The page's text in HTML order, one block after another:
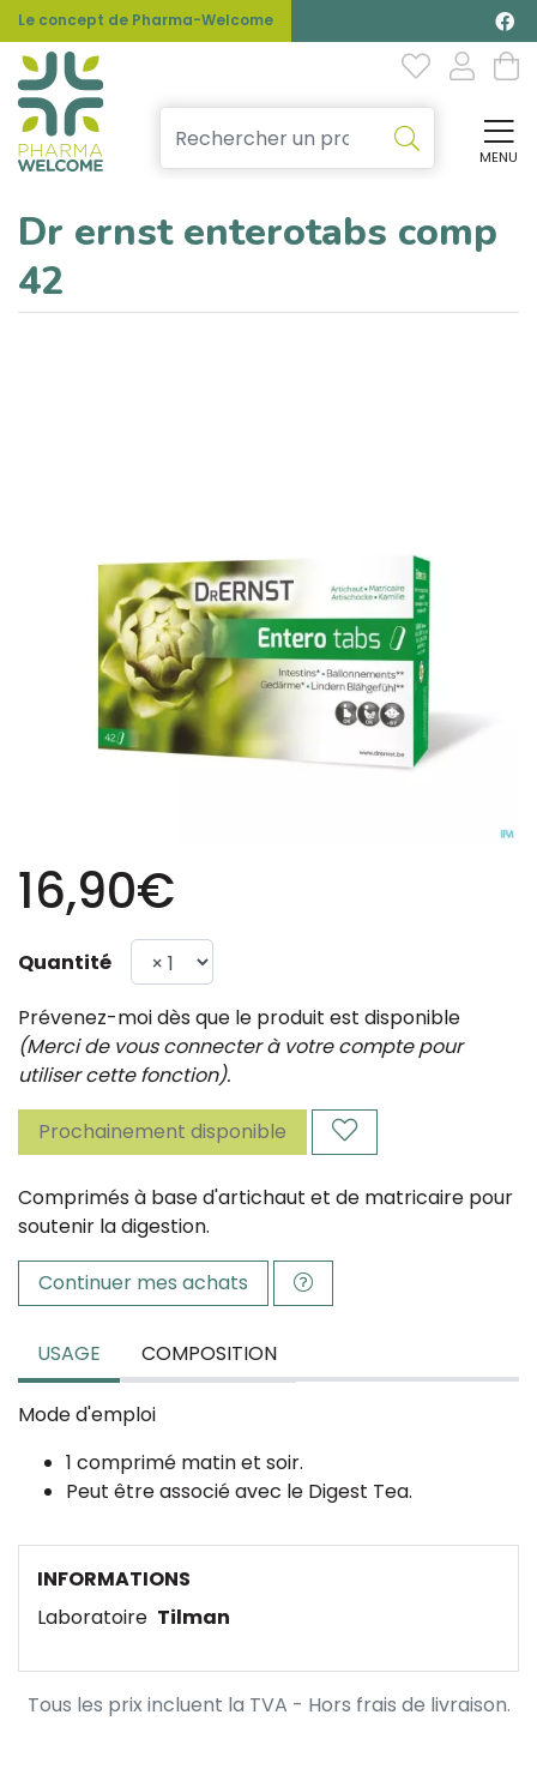
Le concept de Pharma-Welcome
MENU
Dr ernst enterotabs comp
42
16,90€
Quantité
Prévenez-moi dès que le produit est disponible
(Merci de vous connecter à votre compte pour
utiliser cette fonction).
Prochainement disponible
Comprimés à base d'artichaut et de matricaire pour
soutenir la digestion.
Continuer mes achats
USAGE COMPOSITION
Mode d'emploi
1 comprimé matin et soir.
Peut être associé avec le Digest Tea.
INFORMATIONS
Laboratoire Tilman
Tous les prix incluent la TVA - Hors frais de livraison.